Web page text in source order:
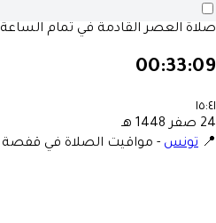
صلاة العصر القادمة في تمام الساعة
00:33:09
١٥:٤١
24 صفر 1448 هـ
📍 تونس - مواقيت الصلاة في قفصة